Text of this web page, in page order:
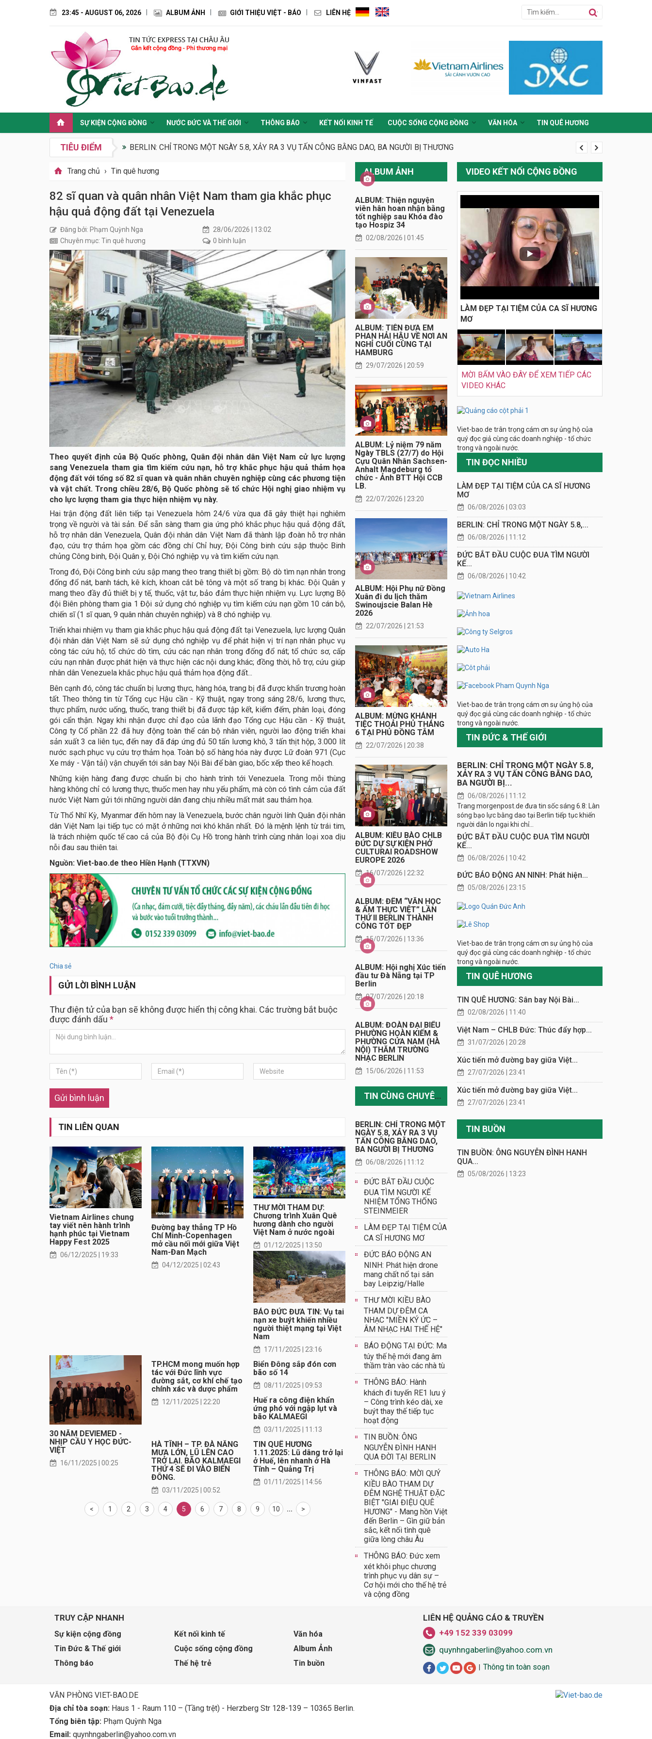
23:45 - AUGUST 06, 2026 ALBUM ẢNH GIỚI THIỆU VIỆT - BÁO LIÊN HỆ
SỰ KIỆN CỘNG ĐỒNG NƯỚC ĐỨC VÀ THẾ GIỚI THÔNG BÁO KẾT NỐI KINH TẾ CUỘC SỐNG CỘNG ĐỒNG VĂN HÓA TIN QUÊ HƯƠNG
TIÊU ĐIỂM BERLIN: CHỈ TRONG MỘT NGÀY 5.8, XẢY RA 3 VỤ TẤN CÔNG BẰNG DAO, BA NGƯỜI BỊ THƯƠNG
Trang chủ › Tin quê hương
82 sĩ quan và quân nhân Việt Nam tham gia khắc phục
hậu quả động đất tại Venezuela
Đăng bởi: Phạm Quỳnh Nga
28/06/2026 | 13:02
Chuyên mục: Tin quê hương
0 bình luận
Theo quyết định của Bộ Quốc phòng, Quân đội nhân dân Việt Nam cử lực lượng
sang Venezuela tham gia tìm kiếm cứu nạn, hỗ trợ khắc phục hậu quả thảm họa
động đất với tổng số 82 sĩ quan và quân nhân chuyên nghiệp cùng các phương tiện
và vật chất. Trong chiều 28/6, Bộ Quốc phòng sẽ tổ chức Hội nghị giao nhiệm vụ
cho lực lượng tham gia thực hiện nhiệm vụ này.
Hai trận động đất liên tiếp tại Venezuela hôm 24/6 vừa qua đã gây thiệt hại nghiêm
trọng về người và tài sản. Để sẵn sàng tham gia ứng phó khắc phục hậu quả động đất,
hỗ trợ nhân dân Venezuela, Quân đội nhân dân Việt Nam đã thành lập đoàn hỗ trợ nhân
đạo, cứu trợ thảm họa gồm các đồng chí Chỉ huy; Đội Công binh cứu sập thuộc Binh
chủng Công binh, Đội Quân y, Đội Chó nghiệp vụ và tìm kiếm cứu nạn.
Trong đó, Đội Công binh cứu sập mang theo trang thiết bị gồm: Bộ dò tìm nạn nhân trong
đống đổ nát, banh tách, kê kích, khoan cắt bê tông và một số trang bị khác. Đội Quân y
mang theo đầy đủ thiết bị y tế, thuốc, vật tư, bảo đảm thực hiện nhiệm vụ. Lực lượng Bộ
đội Biên phòng tham gia 1 Đội sử dụng chó nghiệp vụ tìm kiếm cứu nạn gồm 10 cán bộ,
chiến sĩ (1 sĩ quan, 9 quân nhân chuyên nghiệp) và 8 chó nghiệp vụ.
Triển khai nhiệm vụ tham gia khắc phục hậu quả động đất tại Venezuela, lực lượng Quân
đội nhân dân Việt Nam sẽ sử dụng chó nghiệp vụ để phát hiện vị trí nạn nhân phục vụ
công tác cứu hộ; tổ chức dò tìm, cứu các nạn nhân trong đống đổ nát; tổ chức sơ, cấp
cứu nạn nhân được phát hiện và thực hiện các nội dung khác; đồng thời, hỗ trợ, cứu giúp
nhân dân Venezuela khắc phục hậu quả thảm họa động đất...
Bên cạnh đó, công tác chuẩn bị lương thực, hàng hóa, trang bị đã được khẩn trương hoàn
tất. Theo thông tin từ Tổng cục Hậu cần - Kỹ thuật, ngay trong sáng 28/6, lương thực,
thực phẩm, nước uống, thuốc, trang thiết bị đã được tập kết, kiểm đếm, phân loại, đóng
gói cẩn thận. Ngay khi nhận được chỉ đạo của lãnh đạo Tổng cục Hậu cần - Kỹ thuật,
Công ty Cổ phần 22 đã huy động toàn thể cán bộ nhân viên, người lao động triển khai
sản xuất 3 ca liên tục, đến nay đã đáp ứng đủ 50 tấn lương khô, 3 tấn thịt hộp, 3.000 lít
nước sạch phục vụ cứu trợ thảm họa. Toàn bộ số hàng hóa này được Lữ đoàn 971 (Cục
Xe máy - Vận tải) vận chuyển tới sân bay Nội Bài để bàn giao, bốc xếp theo kế hoạch.
Những kiện hàng đang được chuẩn bị cho hành trình tới Venezuela. Trong mỗi thùng
hàng không chỉ có lương thực, thuốc men hay nhu yếu phẩm, mà còn có tình cảm của đất
nước Việt Nam gửi tới những người dân đang chịu nhiều mất mát sau thảm họa.
Từ Thổ Nhĩ Kỳ, Myanmar đến hôm nay là Venezuela, bước chân người lính Quân đội nhân
dân Việt Nam lại tiếp tục có mặt ở những nơi khó khăn nhất. Đó là mệnh lệnh từ trái tim,
là trách nhiệm quốc tế cao cả của Bộ đội Cụ Hồ trong hành trình cùng nhân loại xoa dịu
nỗi đau sau thiên tai.
Nguồn: Viet-bao.de theo Hiền Hạnh (TTXVN)
Chia sẻ
GỬI LỜI BÌNH LUẬN
Thư điện tử của bạn sẽ không được hiển thị công khai. Các trường bắt buộc
được đánh dấu *
Gửi bình luận
TIN LIÊN QUAN
Vietnam Airlines chung
tay viết nên hành trình
hạnh phúc tại Vietnam
Happy Fest 2025
06/12/2025 | 19:33
Đường bay thẳng TP Hồ
Chí Minh-Copenhagen
mở cầu nối mới giữa Việt
Nam-Đan Mạch
04/12/2025 | 02:43
THƯ MỜI THAM DỰ:
Chương trình Xuân Quê
hương dành cho người
Việt Nam ở nước ngoài
01/12/2025 | 13:50
BÁO ĐỨC ĐƯA TIN: Vụ tai
nạn xe buýt khiến nhiều
người thiệt mạng tại Việt
Nam
17/11/2025 | 23:16
30 NĂM DEVIEMED -
NHỊP CẦU Y HỌC ĐỨC-
VIỆT
16/11/2025 | 00:25
TP.HCM mong muốn hợp
tác với Đức lĩnh vực
đường sắt, cơ khí chế tạo
chính xác và dược phẩm
12/11/2025 | 22:20
Biển Đông sắp đón cơn
bão số 14
08/11/2025 | 09:53
Huế ra công điện khẩn
ứng phó với ngập lụt và
bão KALMAEGI
03/11/2025 | 11:13
HÀ TĨNH – TP. ĐÀ NẴNG
MƯA LỚN, LŨ LÊN CAO
TRỞ LẠI. BÃO KALMAEGI
THỨ 4 SẼ ĐI VÀO BIỂN
ĐÔNG.
03/11/2025 | 00:52
TIN QUÊ HƯƠNG
1.11.2025: Lũ dâng trở lại
ở Huế, lên nhanh ở Hà
Tĩnh – Quảng Trị
01/11/2025 | 14:56
< 1 2 3 4 5 6 7 8 9 10 ... >
ALBUM ẢNH
ALBUM: Thiện nguyện
viên hân hoan nhận bằng
tốt nghiệp sau Khóa đào
tạo Hospiz 34
02/08/2026 | 01:45
ALBUM: TIỄN ĐƯA EM
PHAN HẢI HẬU VỀ NƠI AN
NGHỈ CUỐI CÙNG TẠI
HAMBURG
29/07/2026 | 20:59
ALBUM: Lỷ niệm 79 năm
Ngày TBLS (27/7) do Hội
Cựu Quân Nhân Sachsen-
Anhalt Magdeburg tổ
chức - Ảnh BTT Hội CCB
LB.
22/07/2026 | 23:20
ALBUM: Hội Phụ nữ Đồng
Xuân đi du lịch thăm
Swinoujscie Balan Hè
2026
22/07/2026 | 21:53
ALBUM: MỪNG KHÁNH
TIỆC THOẢI PHỦ THÁNG
6 TẠI PHỦ ĐỒNG TÂM
22/07/2026 | 20:38
ALBUM: KIỀU BÀO CHLB
ĐỨC DỰ SỰ KIỆN PHỞ
CULTURAI ROADSHOW
EUROPE 2026
16/07/2026 | 22:32
ALBUM: ĐÊM “VĂN HỌC
& ẨM THỰC VIỆT” LẦN
THỨ II BERLIN THÀNH
CÔNG TỐT ĐẸP
15/07/2026 | 13:36
ALBUM: Hội nghị Xúc tiến
đầu tư Đà Nẵng tại TP
Berlin
07/07/2026 | 20:18
ALBUM: ĐOÀN ĐẠI BIỂU
PHƯỜNG HOÀN KIẾM &
PHƯỜNG CỬA NAM (HÀ
NỘI) THĂM TRƯỜNG
NHẠC BERLIN
15/06/2026 | 11:53
TIN CÙNG CHUYÊN MỤC
BERLIN: CHỈ TRONG MỘT
NGÀY 5.8, XẢY RA 3 VỤ
TẤN CÔNG BẰNG DAO,
BA NGƯỜI BỊ THƯƠNG
06/08/2026 | 11:12
ĐỨC BẮT ĐẦU CUỘC
ĐUA TÌM NGƯỜI KẾ
NHIỆM TỔNG THỐNG
STEINMEIER
LÀM ĐẸP TẠI TIỆM CỦA
CA SĨ HƯƠNG MƠ
ĐỨC BÁO ĐỘNG AN
NINH: Phát hiện drone
mang chất nổ tại sân
bay Leipzig/Halle
THƯ MỜI KIỀU BÀO
THAM DỰ ĐÊM CA
NHẠC "MIỀN KÝ ỨC –
ÂM NHẠC HAI THẾ HỆ"
BÁO ĐỘNG TẠI ĐỨC: Ma
túy thế hệ mới đang âm
thầm tràn vào các nhà tù
THÔNG BÁO: Hành
khách đi tuyến RE1 lưu ý
– Công trình kéo dài, xe
buýt thay thế tiếp tục
hoạt động
TIN BUỒN: ÔNG
NGUYỄN ĐÌNH HANH
QUA ĐỜI TẠI BERLIN
THÔNG BÁO: MỜI QUÝ
KIỀU BÀO THAM DỰ
ĐÊM NGHỆ THUẬT ĐẶC
BIỆT "GIAI ĐIỆU QUÊ
HƯƠNG" - Mang hồn Việt
đến Berlin – Gìn giữ bản
sắc, kết nối tình quê
giữa lòng châu Âu
THÔNG BÁO: Đức xem
xét khôi phục chương
trình phục vụ dân sự –
Cơ hội mới cho thế hệ trẻ
và cộng đồng
VIDEO KẾT NỐI CỘNG ĐỒNG
LÀM ĐẸP TẠI TIỆM CỦA CA SĨ HƯƠNG
MƠ
MỜI BẤM VÀO ĐÂY ĐỂ XEM TIẾP CÁC
VIDEO KHÁC
Viet-bao.de trân trọng cám ơn sự ủng hộ của
quý đọc giả cùng các doanh nghiệp - tổ chức
trong và ngoài nước.
TIN ĐỌC NHIỀU
LÀM ĐẸP TẠI TIỆM CỦA CA SĨ HƯƠNG
MƠ
06/08/2026 | 03:03
BERLIN: CHỈ TRONG MỘT NGÀY 5.8,...
06/08/2026 | 11:12
ĐỨC BẮT ĐẦU CUỘC ĐUA TÌM NGƯỜI
KẾ...
06/08/2026 | 10:42
Viet-bao.de trân trọng cám ơn sự ủng hộ của
quý đọc giả cùng các doanh nghiệp - tổ chức
trong và ngoài nước.
TIN ĐỨC & THẾ GIỚI
BERLIN: CHỈ TRONG MỘT NGÀY 5.8,
XẢY RA 3 VỤ TẤN CÔNG BẰNG DAO,
BA NGƯỜI BỊ...
06/08/2026 | 11:12
Trang morgenpost.de đưa tin sốc sáng 6.8: Làn
sóng bạo lực bằng dao tại Berlin tiếp tục khiến
người dân lo ngại khi chỉ...
ĐỨC BẮT ĐẦU CUỘC ĐUA TÌM NGƯỜI
KẾ...
06/08/2026 | 10:42
ĐỨC BÁO ĐỘNG AN NINH: Phát hiện...
05/08/2026 | 23:15
Viet-bao.de trân trọng cám ơn sự ủng hộ của
quý đọc giả cùng các doanh nghiệp - tổ chức
trong và ngoài nước.
TIN QUÊ HƯƠNG
TIN QUÊ HƯƠNG: Sân bay Nội Bài...
02/08/2026 | 11:40
Việt Nam – CHLB Đức: Thúc đẩy hợp...
31/07/2026 | 20:28
Xúc tiến mở đường bay giữa Việt...
27/07/2026 | 23:41
Xúc tiến mở đường bay giữa Việt...
27/07/2026 | 23:41
TIN BUỒN
TIN BUỒN: ÔNG NGUYỄN ĐÌNH HANH
QUA...
05/08/2026 | 13:23
TRUY CẬP NHANH
Sự kiện cộng đồng Kết nối kinh tế
Văn hóa
Tin Đức & Thế giới
Cuộc sống cộng đồng
Album Ảnh
Thông báo
Thế hệ trẻ Tin buồn
LIÊN HỆ QUẢNG CÁO & TRUYỀN
+49 152 339 03099
quynhngaberlin@yahoo.com.vn
Thông tin toàn soạn
VĂN PHÒNG VIET-BAO.DE
Địa chỉ tòa soạn: Haus 1 - Raum 110 – (Tầng trệt) - Herzberg Str 128-139 – 10365 Berlin.
Tổng biên tập: Phạm Quỳnh Nga
Email: quynhngaberlin@yahoo.com.vn